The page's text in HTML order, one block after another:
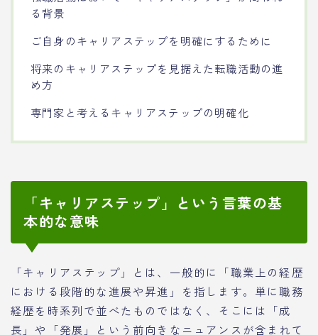
る背景
ご自身のキャリアステップを明確にするために
将来のキャリアステップを見据えた転職活動の進
め方
専門家と考えるキャリアステップの明確化
「キャリアステップ」という言葉の基
本的な意味
「キャリアステップ」とは、一般的に「職業上の経歴
における段階的な進展や昇進」を指します。単に職務
経歴を時系列で並べたものではなく、そこには「成
長」や「発展」という前向きなニュアンスが含まれて